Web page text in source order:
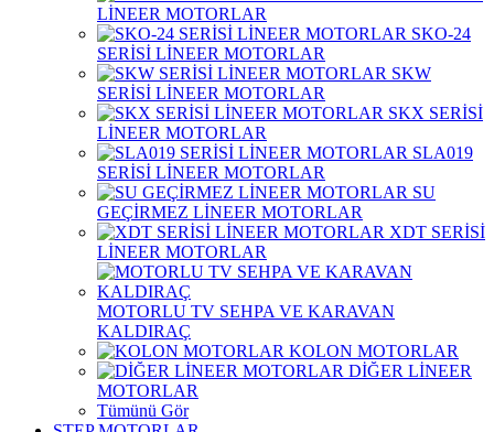
LİNEER MOTORLAR
SKO-24
SERİSİ LİNEER MOTORLAR
SKW
SERİSİ LİNEER MOTORLAR
SKX SERİSİ
LİNEER MOTORLAR
SLA019
SERİSİ LİNEER MOTORLAR
SU
GEÇİRMEZ LİNEER MOTORLAR
XDT SERİSİ
LİNEER MOTORLAR
MOTORLU TV SEHPA VE KARAVAN
KALDIRAÇ
KOLON MOTORLAR
DİĞER LİNEER
MOTORLAR
Tümünü Gör